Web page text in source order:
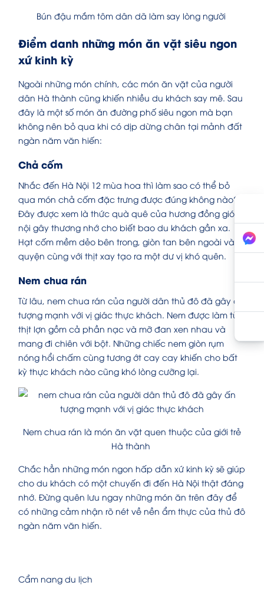
Bún đậu mắm tôm dân dã làm say lòng người
Điểm danh những món ăn vặt siêu ngon
xứ kinh kỳ
Ngoài những món chính, các món ăn vặt của người
dân Hà thành cũng khiến nhiều du khách say mê. Sau
đây là một số món ăn đường phố siêu ngon mà bạn
không nên bỏ qua khi có dịp dừng chân tại mảnh đất
ngàn năm văn hiến:
Chả cốm
Nhắc đến Hà Nội 12 mùa hoa thì làm sao có thể bỏ
qua món chả cốm đặc trưng được đúng không nào?
Đây được xem là thức quà quê của hương đồng gió
nội gây thương nhớ cho biết bao du khách gần xa.
Hạt cốm mềm dẻo bên trong, giòn tan bên ngoài và
quyện cùng với thịt xay tạo ra một dư vị khó quên.
Nem chua rán
Từ lâu, nem chua rán của người dân thủ đô đã gây ấn
tượng mạnh với vị giác thực khách. Nem được làm từ
thịt lợn gồm cả phần nạc và mỡ đan xen nhau và
mang đi chiên với bột. Những chiếc nem giòn rụm
nóng hổi chấm cùng tương ớt cay cay khiến cho bất
kỳ thực khách nào cũng khó lòng cưỡng lại.
Nem chua rán là món ăn vặt quen thuộc của giới trẻ
Hà thành
Chắc hẳn những món ngon hấp dẫn xứ kinh kỳ sẽ giúp
cho du khách có một chuyến đi đến Hà Nội thật đáng
nhớ. Đừng quên lưu ngay những món ăn trên đây để
có những cảm nhận rõ nét về nền ẩm thực của thủ đô
ngàn năm văn hiến.
Cẩm nang du lịch